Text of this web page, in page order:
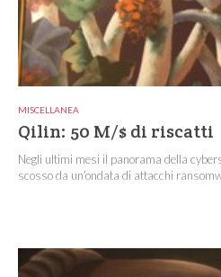
MISCELLANEA
Qilin: 50 M/$ di riscatti
Negli ultimi mesi il panorama della
scosso da un’ondata di attacchi